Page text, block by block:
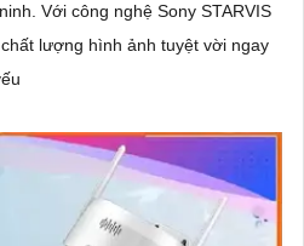
lượng hình ảnh tuyệt vời ngay